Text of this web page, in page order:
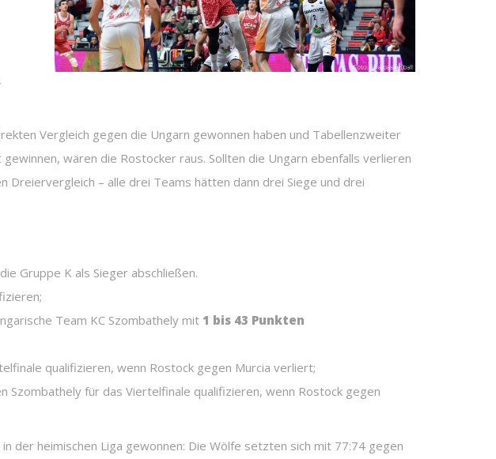
Vergleich gegen die Ungarn gewonnen haben und Tabellenzweiter
wären die Rostocker raus. Sollten die Ungarn ebenfalls verlieren
Dreiervergleich – alle drei Teams hätten dann drei Siege und drei
Gruppe K als Sieger abschließen.
Team KC Szombathely mit 1 bis 43 Punkten
qualifizieren, wenn Rostock gegen Murcia verliert;
Szombathely für das Viertelfinale qualifizieren, wenn Rostock gegen
der heimischen Liga gewonnen: Die Wölfe setzten sich mit 77:74 gegen